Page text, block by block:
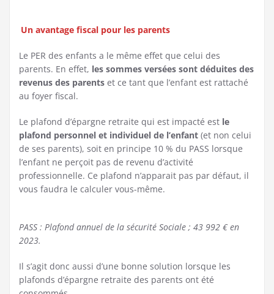
Un avantage fiscal pour les parents
Le PER des enfants a le même effet que celui des
parents. En effet, les sommes versées sont déduites des
revenus des parents et ce tant que l’enfant est rattaché
au foyer fiscal.
Le plafond d’épargne retraite qui est impacté est le
plafond personnel et individuel de l’enfant (et non celui
de ses parents), soit en principe 10 % du PASS lorsque
l’enfant ne perçoit pas de revenu d’activité
professionnelle. Ce plafond n’apparait pas par défaut, il
vous faudra le calculer vous-même.
PASS : Plafond annuel de la sécurité Sociale ; 43 992 € en
2023.
Il s’agit donc aussi d’une bonne solution lorsque les
plafonds d’épargne retraite des parents ont été